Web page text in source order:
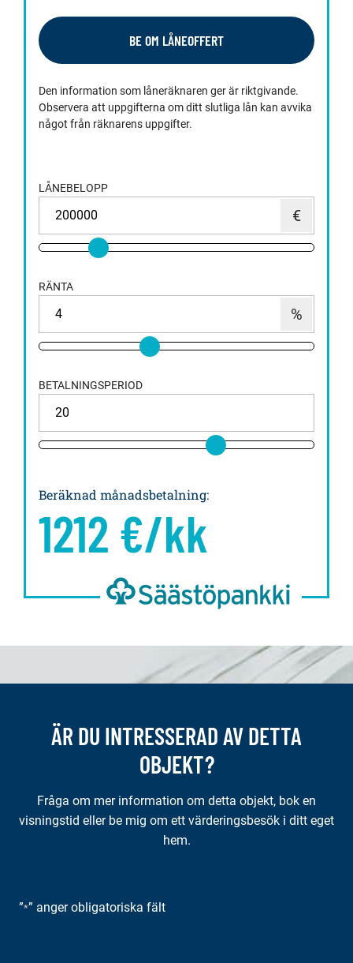
BE OM LÅNEOFFERT
Den information som låneräknaren ger är riktgivande.
Observera att uppgifterna om ditt slutliga lån kan avvika
något från räknarens uppgifter.
LÅNEBELOPP
RÄNTA
BETALNINGSPERIOD
Beräknad månadsbetalning:
1212 €/kk
ÄR DU INTRESSERAD AV DETTA
OBJEKT?
Fråga om mer information om detta objekt, bok en
visningstid eller be mig om ett värderingsbesök i ditt eget
hem.
”*” anger obligatoriska fält